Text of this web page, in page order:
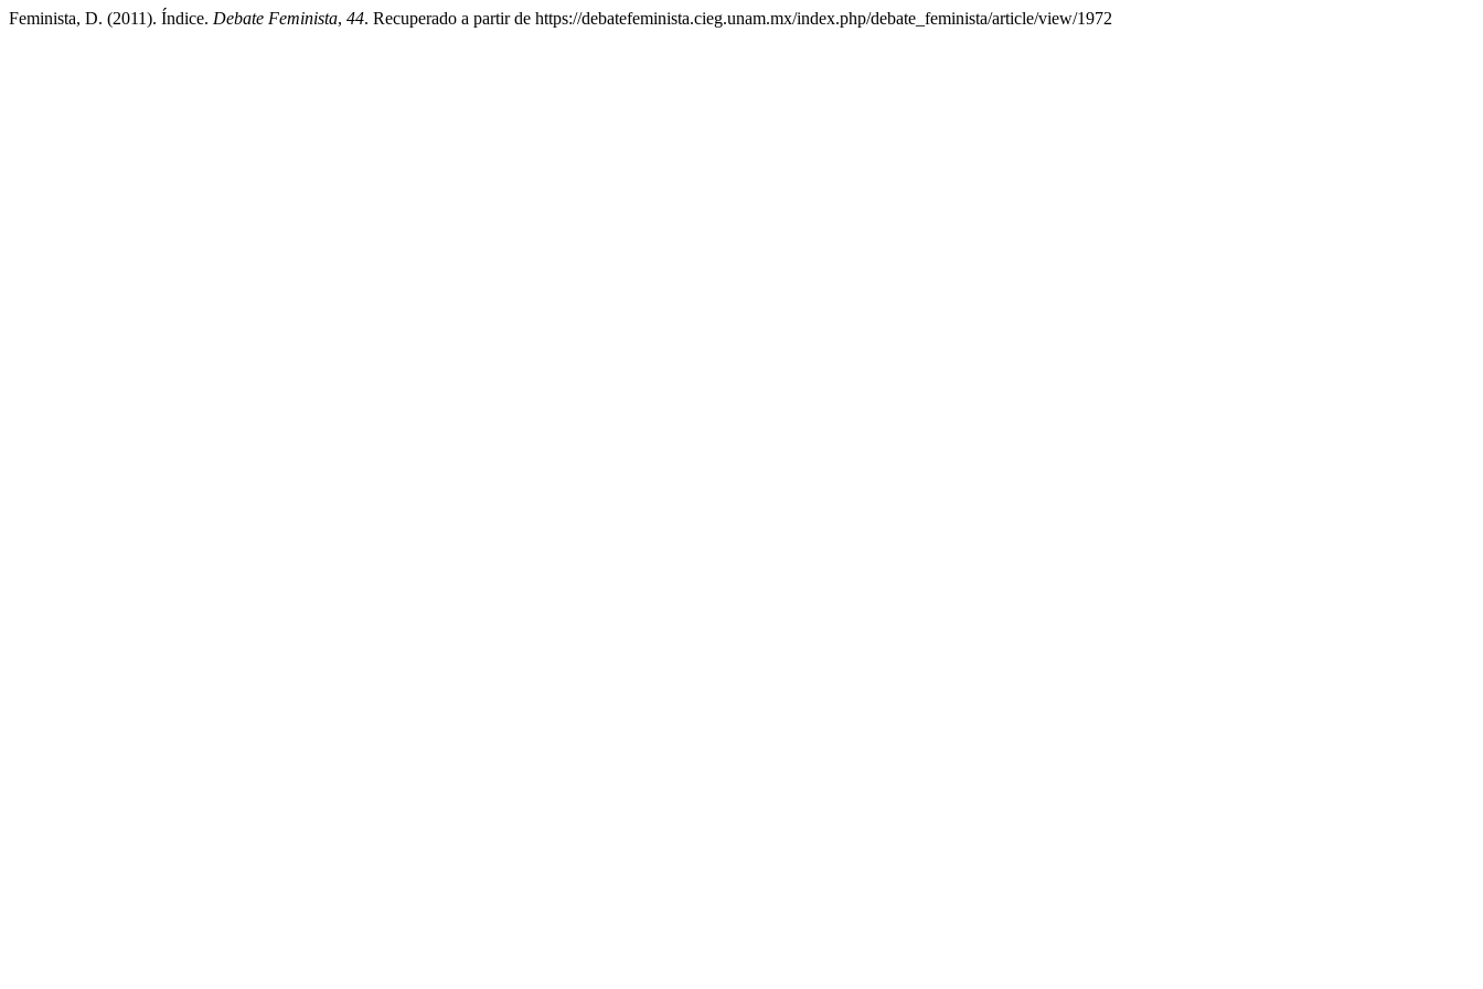
Feminista, D. (2011). Índice. Debate Feminista, 44. Recuperado a partir de https://debatefeminista.cieg.unam.mx/index.php/debate_feminista/article/view/1972